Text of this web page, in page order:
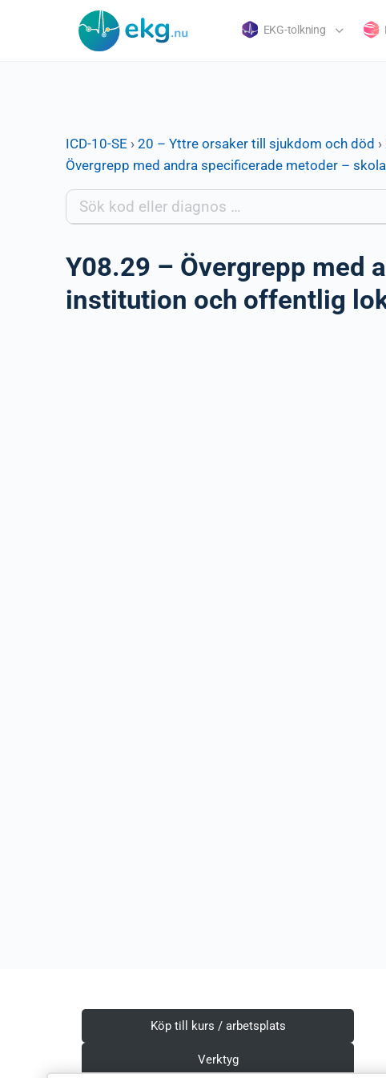
EKG-tolkning
ICD-10-SE › 20 – Yttre orsaker till sjukdom och död ›
Övergrepp med andra specificerade metoder –
Y08.29 – Övergrepp med
institution och offentlig
Köp till kurs / arbetsplats
Verktyg